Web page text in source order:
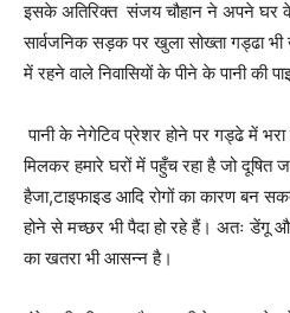
इसके अतिरिक्त संजय चौहान ने अपने घर के
सार्वजनिक सड़क पर खुला सोख्ता गड्ढा
में रहने वाले निवासियों के पीने के पानी की
पानी के नेगेटिव प्रेशर होने पर गड्ढे में भरा
मिलकर हमारे घरों में पहुँच रहा है जो दूषित
हैजा,टाइफाइड आदि रोगों का कारण बन
होने से मच्छर भी पैदा हो रहे हैं। अतः डेंगू
का खतरा भी आसन्न है।